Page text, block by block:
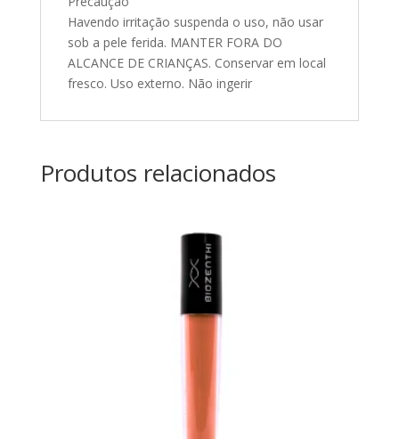
Havendo irritação suspenda o uso, não usar
sob a pele ferida. MANTER FORA DO
ALCANCE DE CRIANÇAS. Conservar em local
fresco. Uso externo. Não ingerir
Produtos relacionados